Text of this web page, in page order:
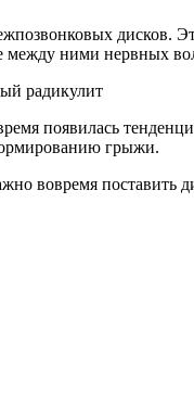
дисков.
между ними нервных
появилась
грыжи.
вовремя поставить